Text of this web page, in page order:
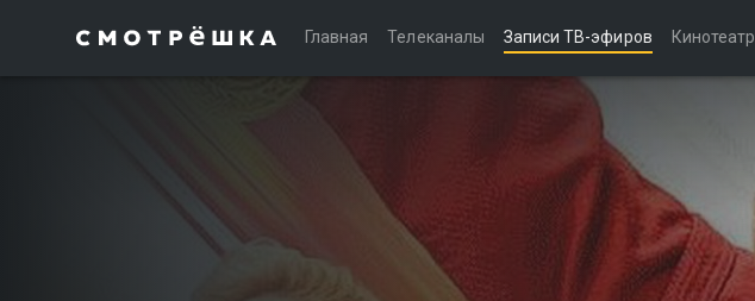
Главная Телеканалы Записи ТВ-эфиров Кинотеатр